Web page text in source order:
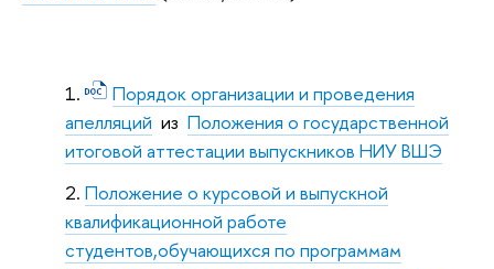
Порядок организации и проведения
апелляций изПоложения о государственной
итоговой аттестации выпускников НИУ ВШЭ
Положение о курсовой и выпускной
квалификационной работе
студентов,обучающихся по программам